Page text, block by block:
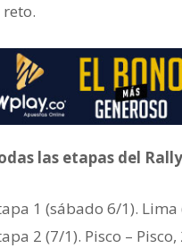
reto.
las etapas del
1 (sábado 6/1). Lima
2 (7/1). Pisco –